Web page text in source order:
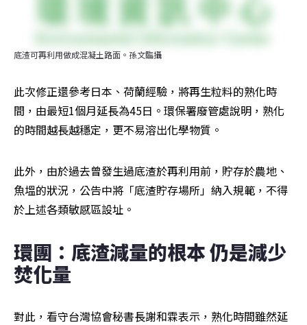
底渣可再利用做成混凝土路面。孫文臨攝
此次修正還參考日本、荷蘭經驗，將再生粒料的熟化時
間，由最短1個月延長為45日。環保署廢管處說明，熟化
的時間越長越穩定，更不易溶出化學物質。
此外，由於過去曾發生過底渣於再利用前，貯存於農地、
魚塭的狀況，公告中將「底渣貯存場所」納入規範，不得
於上述各類敏感區設址。
環團：底渣減量的根本 仍是減少
焚化量
對此，看守台灣協會秘書長謝和霖表示，熟化時間雖然延